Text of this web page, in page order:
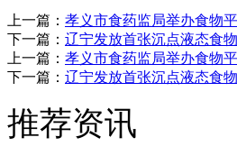
上一篇： 孝义市食药监局举办食物
下一篇： 辽宁发放首张沉点液态食
上一篇： 孝义市食药监局举办食物
下一篇： 辽宁发放首张沉点液态食
推荐资讯